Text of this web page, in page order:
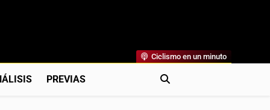
Previas Y Más. La Web Ciclista De Referencia.
Ciclismo en un minuto
PREVIAS